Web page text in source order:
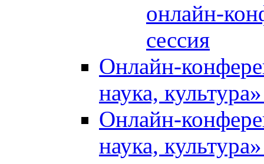
онлайн-
сессия
Онлайн-
наука,
Онлайн-
наука,